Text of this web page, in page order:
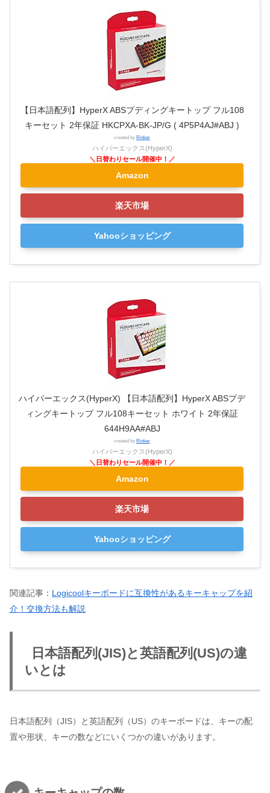
【日本語配列】HyperX ABSプディングキートップ フル108
キーセット 2年保証 HKCPXA-BK-JP/G ( 4P5P4AJ#ABJ )
created by Rinker
ハイパーエックス(HyperX)
Amazon
楽天市場
Yahooショッピング
ハイパーエックス(HyperX) 【日本語配列】HyperX ABSプデ
ィングキートップ フル108キーセット ホワイト 2年保証
644H9AA#ABJ
created by Rinker
ハイパーエックス(HyperX)
Amazon
楽天市場
Yahooショッピング
関連記事： Logicoolキーボードに互換性があるキーキャップを紹
介！交換方法も解説
日本語配列(JIS)と英語配列(US)の違
いとは
日本語配列（JIS）と英語配列（US）のキーボードは、キーの配
置や形状、キーの数などにいくつかの違いがあります。